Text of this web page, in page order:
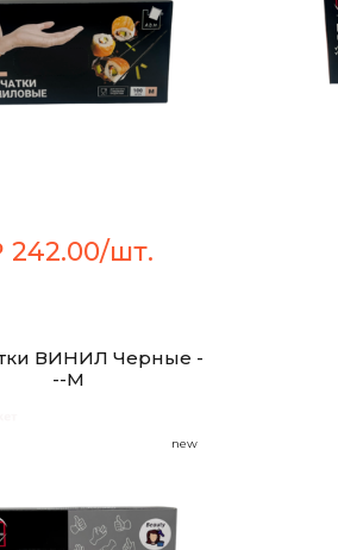
242.00/шт.
ВИНИЛ Черные -
--M
new